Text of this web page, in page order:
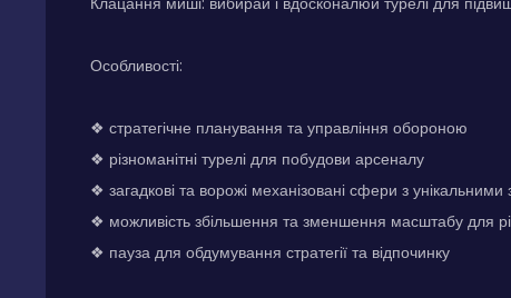
Особливості:
❖ стратегічне планування та управління обороною
❖ різноманітні турелі для побудови арсеналу
❖ загадкові та ворожі механізовані сфери з унікальними
❖ можливість збільшення та зменшення масштабу для
❖ пауза для обдумування стратегії та відпочинку